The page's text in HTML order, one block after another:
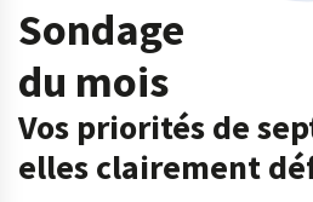
Sondage
du mois
Vos priorités de
elles clairement